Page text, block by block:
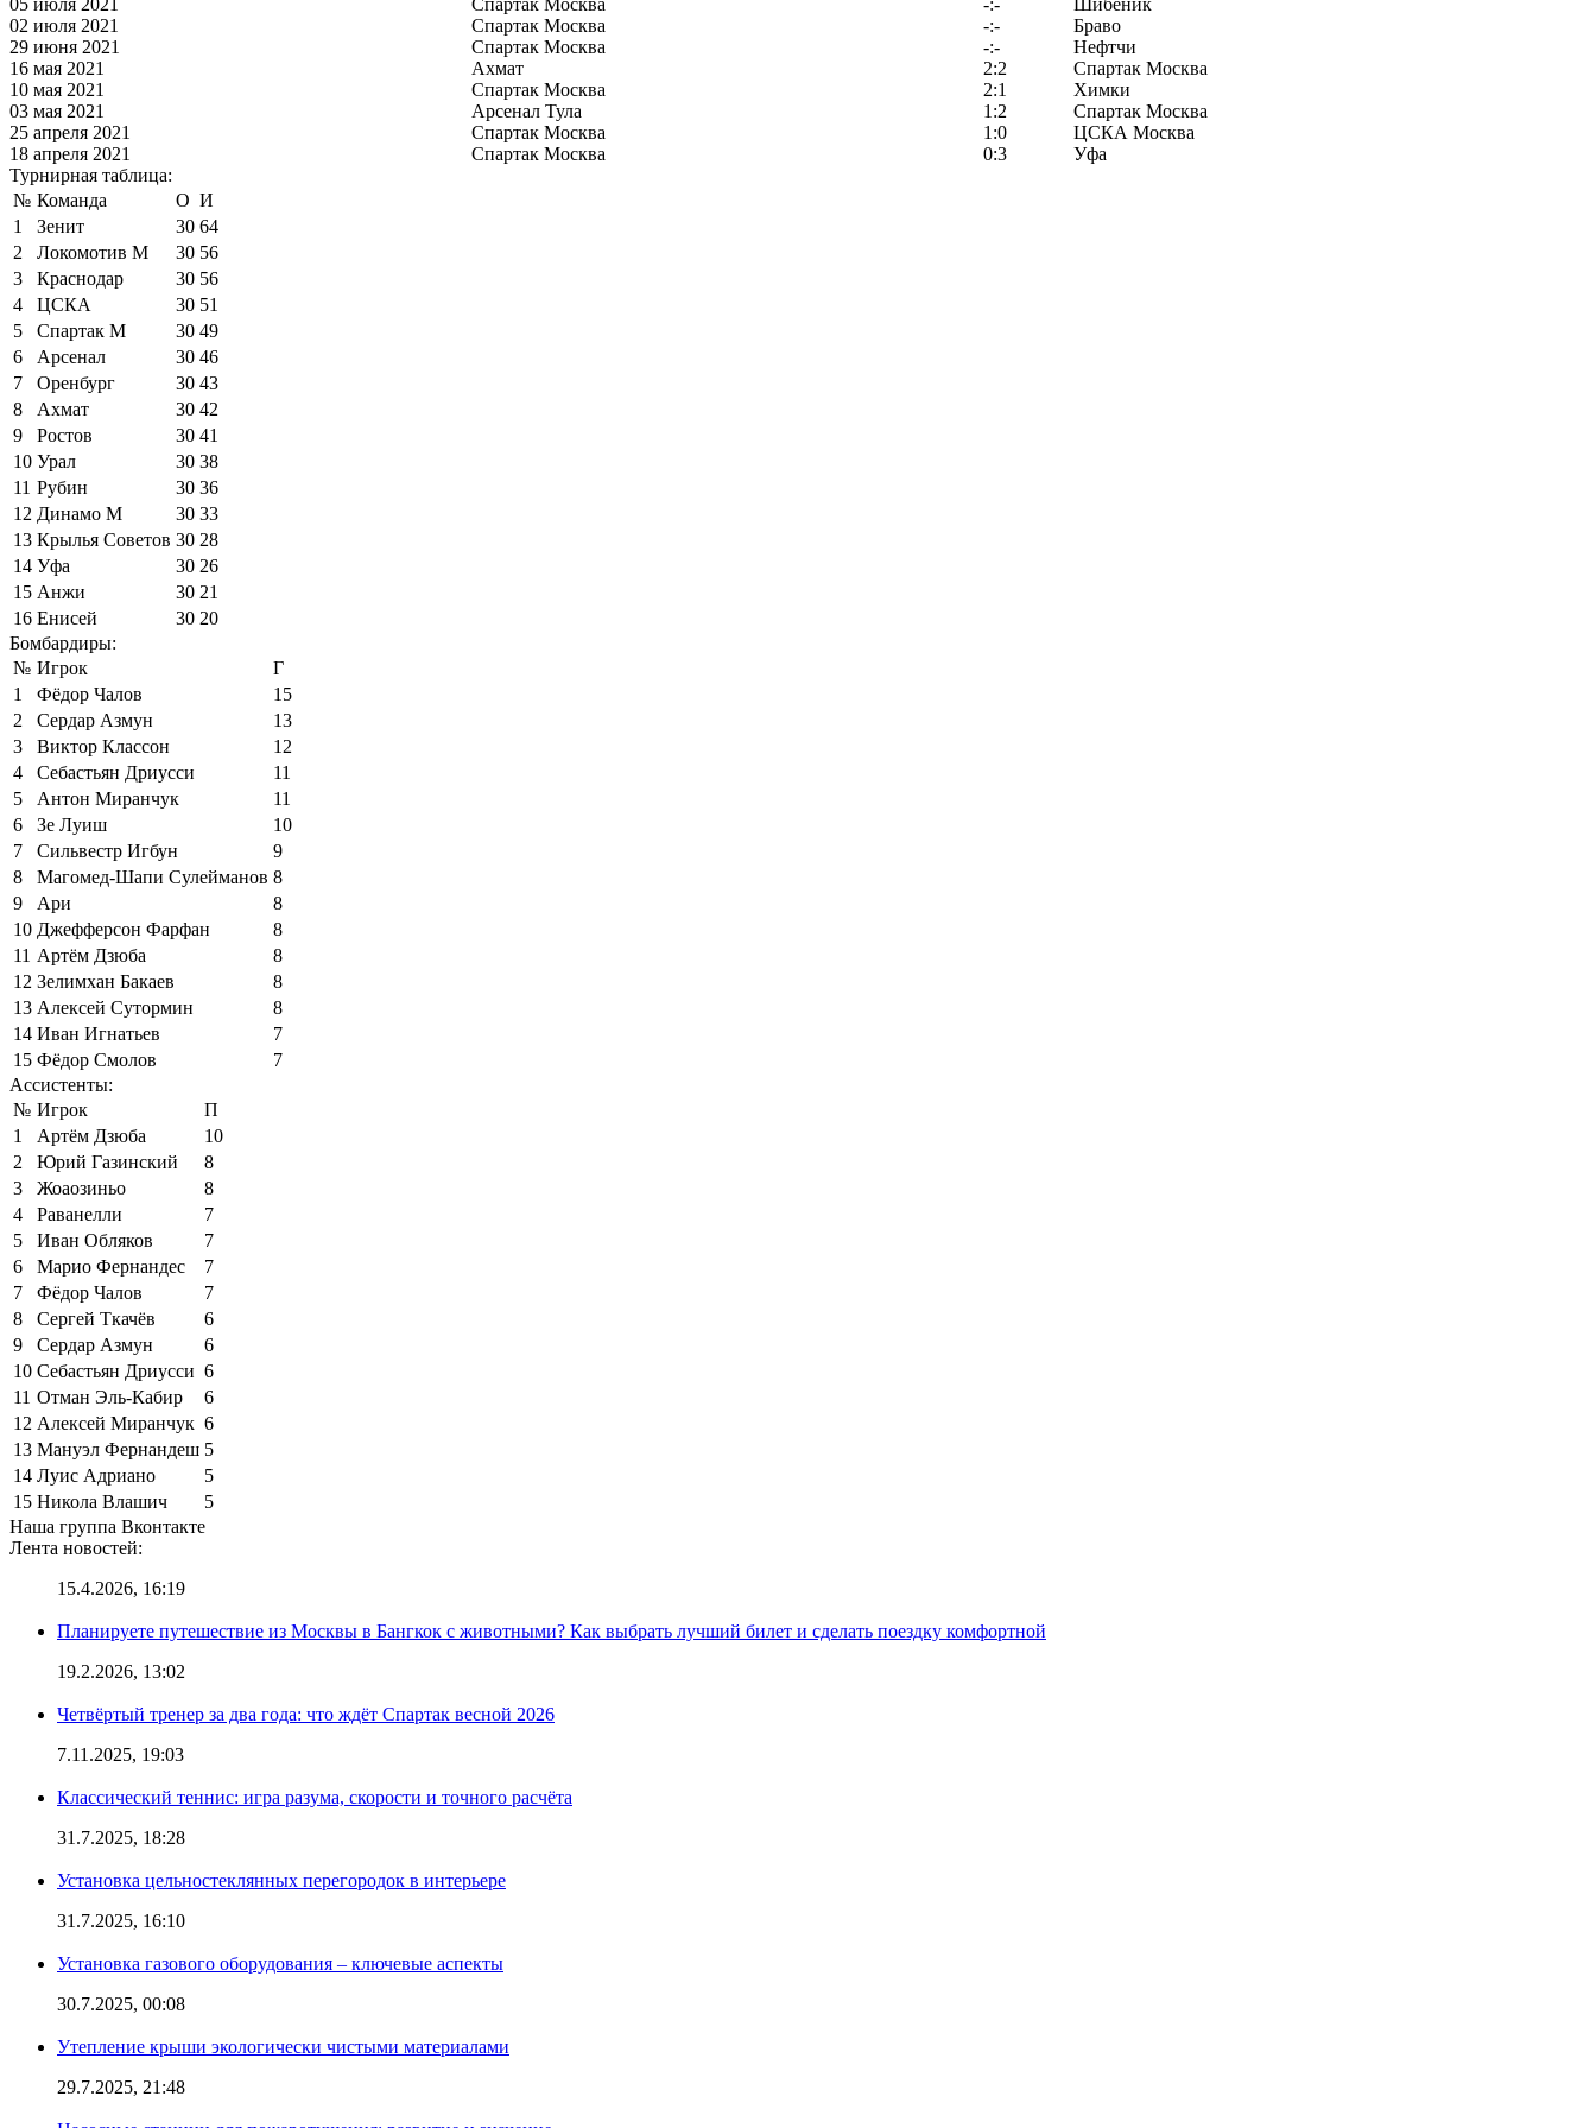
02 июля 2021
Спартак Москва -:-
Браво
29 июня 2021
Спартак Москва -:-
Нефтчи
16 мая 2021
Ахмат 2:2
Спартак Москва
10 мая 2021
Спартак Москва 2:1
Химки
03 мая 2021
Арсенал Тула 1:2
Спартак Москва
25 апреля 2021
Спартак Москва 1:0
ЦСКА Москва
18 апреля 2021
Спартак Москва 0:3
Уфа
Турнирная таблица:
№ Команда О И
1
Зенит 30 64
2
Локомотив М 30 56
3
Краснодар 30 56
4
ЦСКА 30 51
5
Спартак М 30 49
6
Арсенал 30 46
7
Оренбург 30 43
8
Ахмат 30 42
9
Ростов 30 41
10 Урал 30 38
11 Рубин 30 36
12 Динамо М 30 33
13 Крылья Советов 30 28
14 Уфа 30 26
15 Анжи 30 21
16 Енисей 30 20
Бомбардиры:
№ Игрок
Г
1
Фёдор Чалов
15
2
Сердар Азмун
13
3
Виктор Классон
12
4
Себастьян Дриусси
11
5
Антон Миранчук
11
6
Зе Луиш
10
7
Сильвестр Игбун
9
8
Магомед-Шапи Сулейманов 8
9
Ари
8
10 Джефферсон Фарфан
8
11 Артём Дзюба
8
12 Зелимхан Бакаев
8
13 Алексей Сутормин
8
14 Иван Игнатьев
7
15 Фёдор Смолов
7
Ассистенты:
№ Игрок
П
1
Артём Дзюба
10
2
Юрий Газинский
8
3
Жоаозиньо
8
4
Раванелли
7
5
Иван Обляков
7
6
Марио Фернандес
7
7
Фёдор Чалов
7
8
Сергей Ткачёв
6
9
Сердар Азмун
6
10 Себастьян Дриусси 6
11 Отман Эль-Кабир
6
12 Алексей Миранчук 6
13 Мануэл Фернандеш 5
14 Луис Адриано
5
15 Никола Влашич
5
Наша группа Вконтакте
Лента новостей:
15.4.2026, 16:19
Планируете путешествие из Москвы в Бангкок с животными? Как выбрать лучший билет и сделать поездку комфортной
19.2.2026, 13:02
Четвёртый тренер за два года: что ждёт Спартак весной 2026
7.11.2025, 19:03
Классический теннис: игра разума, скорости и точного расчёта
31.7.2025, 18:28
Установка цельностеклянных перегородок в интерьере
31.7.2025, 16:10
Установка газового оборудования – ключевые аспекты
30.7.2025, 00:08
Утепление крыши экологически чистыми материалами
29.7.2025, 21:48